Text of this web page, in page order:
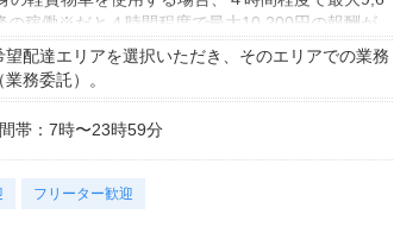
の稼働※だと４時間程度で最大10,200円の報酬が
ではなく、委託業務に応じた報酬をお支払いする業
す。うれしい週払い。
１8時以降稼働した場合を想定。地域により異な
たがい配達完了の15日後に支払いますが、可能
く、週払いで前週稼働分をお支払いします。
望配達エリアを選択いただき、そのエリアでの業務
務委託）。
帯：7時〜23時59分
フリーター歓迎